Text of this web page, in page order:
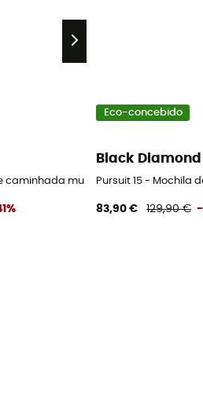
- Black - 43.5
caminhada mulher
Eco-concebido
Black Diamond
Pursuit 15 - Mochila
83,90 € 129,90 € -